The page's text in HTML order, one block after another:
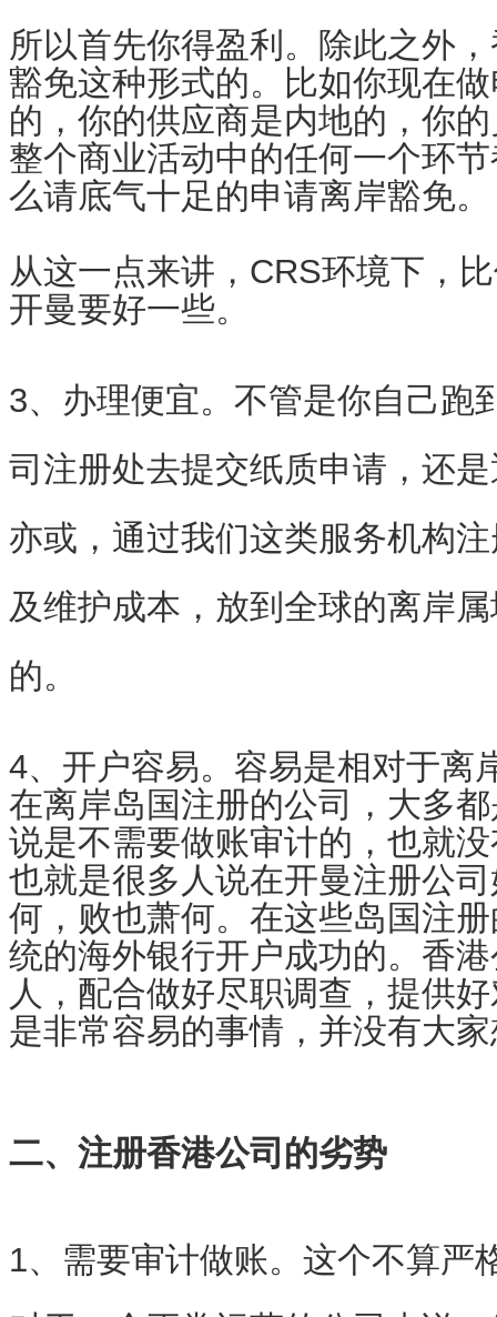
所以首先你得盈利。除此之外
豁免这种形式的。比如你现在
的，你的供应商是内地的，你
整个商业活动中的任何一个环
么请底气十足的申请离岸豁免。
从这一点来讲，CRS环境下，
开曼要好一些。
3、办理便宜。不管是你自己跑
司注册处去提交纸质申请，还
亦或，通过我们这类服务机构
及维护成本，放到全球的离岸
的。
4、开户容易。容易是相对于离
在离岸岛国注册的公司，大多
说是不需要做账审计的，也就
也就是很多人说在开曼注册公
何，败也萧何。在这些岛国注
统的海外银行开户成功的。香
人，配合做好尽职调查，提供
是非常容易的事情，并没有大
二、注册香港公司的劣势
1、需要审计做账。这个不算严